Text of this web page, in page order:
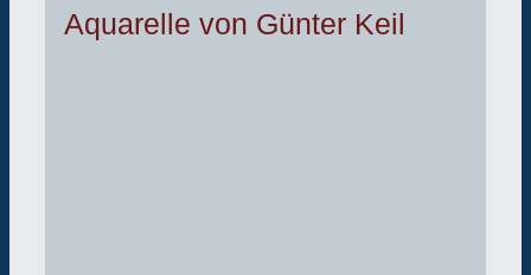
Aquarelle von Günter Keil